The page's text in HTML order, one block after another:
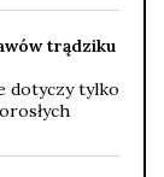
trądziku
dotyczy tylko